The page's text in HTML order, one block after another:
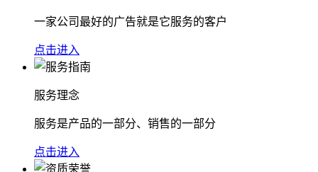
一家公司最好的广告就是它服务的客户
点击进入
服务理念
服务是产品的一部分、销售的一部分
点击进入